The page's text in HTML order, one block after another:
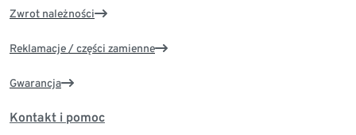
Zwrot należności
Reklamacje / części zamienne
Gwarancja
Kontakt i pomoc